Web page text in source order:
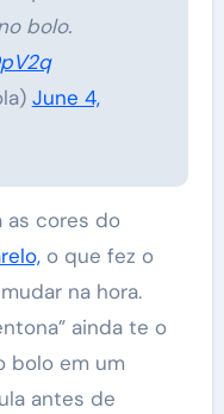
bolo.
June 4,
as cores do
o que fez o
na hora.
ainda te o
bolo em um
antes de